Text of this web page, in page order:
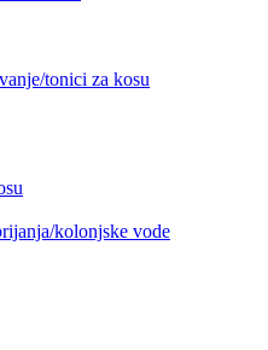
tonici za kosu
kolonjske vode